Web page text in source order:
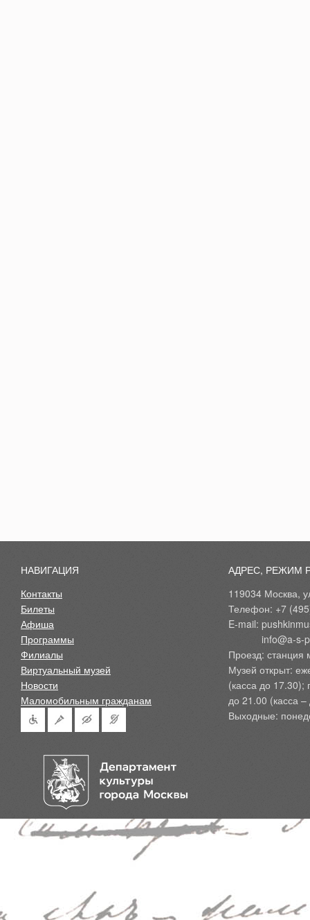
НАВИГАЦИЯ
Контакты
Билеты
Афиша
Программы
Филиалы
Виртуальный музей
Новости
Маломобильным гражданам
АДРЕС, РЕЖИМ
119034 Москва,
Телефон: +7
E-mail:
Проезд: станция
Музей открыт:
(касса до 17.30);
до 21.00 (касса
Выходные: